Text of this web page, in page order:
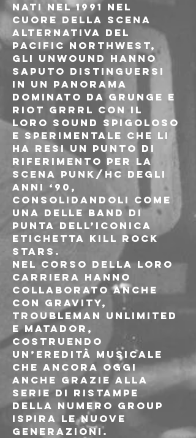
Nati nel 1991 nel
cuore della scena
alternativa del
Pacific Northwest,
gli Unwound hanno
saputo distinguersi
in un panorama
dominato da grunge e
Riot Grrrl con il
loro sound spigoloso
e sperimentale che li
ha resi un punto di
riferimento per la
scena punk/hc degli
anni ‘90,
consolidandoli come
una delle band di
punta dell’iconica
etichetta Kill Rock
Stars.
Nel corso della loro
carriera hanno
collaborato anche
con Gravity,
Troubleman Unlimited
e Matador,
costruendo
un’eredità musicale
che ancora oggi
anche grazie alla
serie di ristampe
della Numero Group
ispira le nuove
generazioni.